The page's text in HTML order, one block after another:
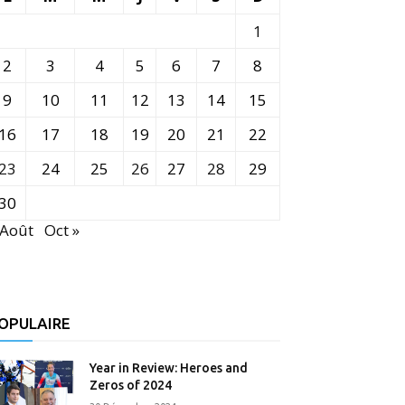
1
2
3 4 5 6 7
8
9
10 11 12 13 14
15
17 18 19 20 21
22
24 25 26 27 28
29
Oct »
Year in Review: Heroes and
Zeros of 2024